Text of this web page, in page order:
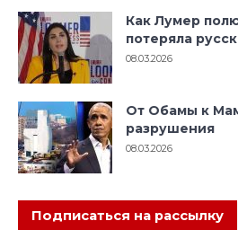
Как Лумер
потеряла
08.03.2026
От Обамы к
разрушения
08.03.2026
Подписаться на рассылку